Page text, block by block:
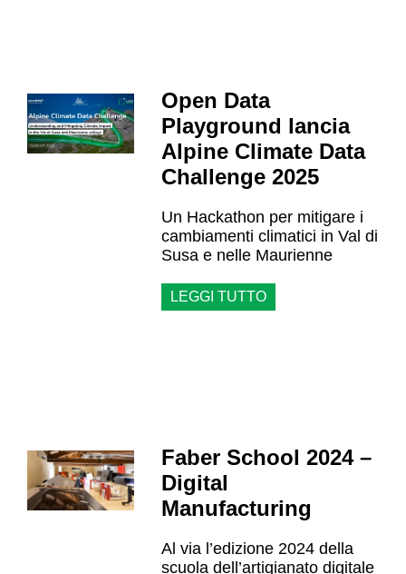
Open Data
Playground lancia
Alpine Climate Data
Challenge 2025
Un Hackathon per mitigare i
cambiamenti climatici in Val di
Susa e nelle Maurienne
LEGGI TUTTO
Faber School 2024 –
Digital
Manufacturing
Al via l’edizione 2024 della
scuola dell’artigianato digitale